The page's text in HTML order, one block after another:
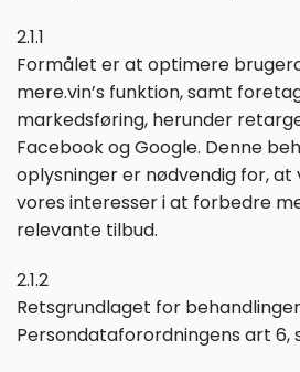
2.1.1
Formålet er at optimere
mere.vin’s funktion, samt
markedsføring, herunder
Facebook og Google. Denne
oplysninger er nødvendig for, at
vores interesser i at forbedre
relevante tilbud.
2.1.2
Retsgrundlaget for
Persondataforordningens art 6,